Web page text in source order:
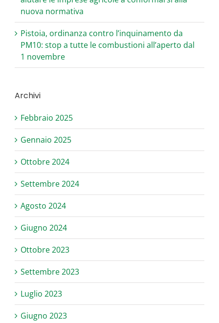
nuova normativa
Pistoia, ordinanza contro l’inquinamento da
PM10: stop a tutte le combustioni all’aperto dal
1 novembre
Archivi
Febbraio 2025
Gennaio 2025
Ottobre 2024
Settembre 2024
Agosto 2024
Giugno 2024
Ottobre 2023
Settembre 2023
Luglio 2023
Giugno 2023